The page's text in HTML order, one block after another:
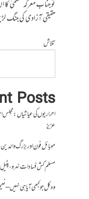
تو جناب معرکہ عظمیٰ
حقیقی آزادی کی جنگ
تلاش
Posts
احراریوں کی عیاشیاں : مجلس
عزیز
موبائل فون اور بزرگ
مسلم کش فسادات نہرو، پٹیل اور
وہ کل جو کبھی آیا ہی نہیں –